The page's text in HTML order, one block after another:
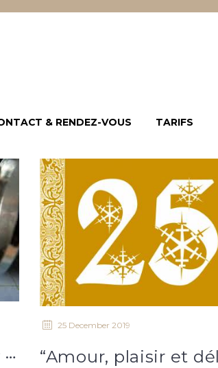
& RENDEZ-VOUS TARIFS
Bac E3C janvier 2020 – Méthode de l’épreuve d’histoire-géo
25 December 2019